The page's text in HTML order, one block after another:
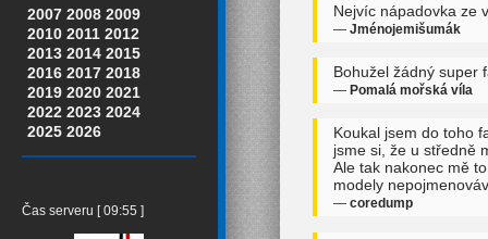
2007 2008 2009
2010 2011 2012
2013 2014 2015
2016 2017 2018
2019 2020 2021
2022 2023 2024
2025 2026
Čas serveru [ 09:55 ]
Nejvíc nápadovka ze
— Jménojemišumák
Bohužel žádný super
— Pomalá mořská víla
Koukal jsem do toho
jsme si, že u středně
Ale tak nakonec mě
modely
— coredump